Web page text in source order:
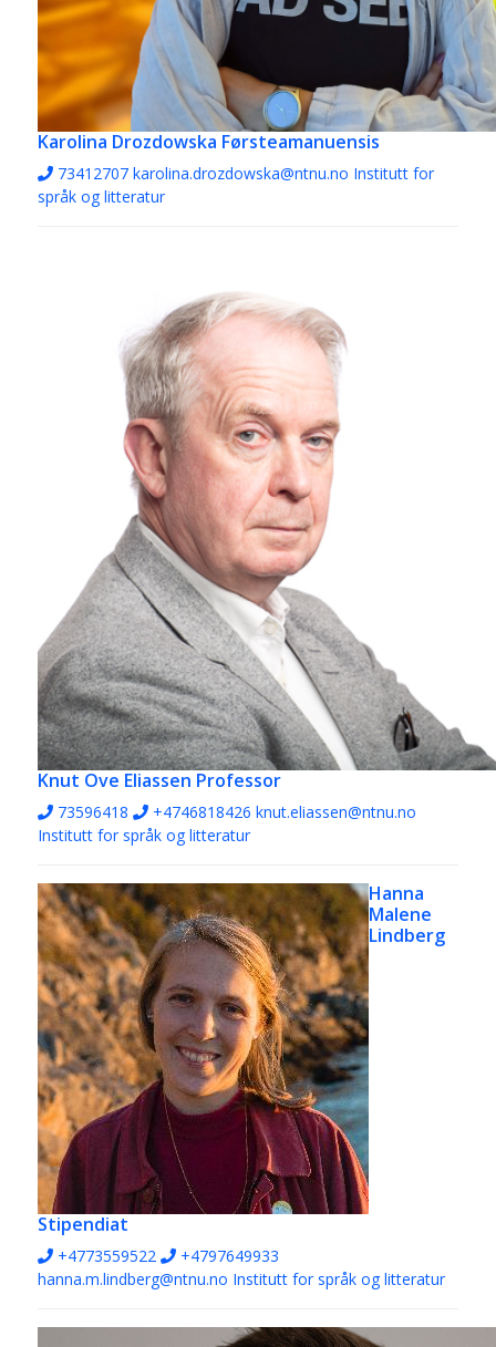
Karolina Drozdowska Førsteamanuensis
73412707 karolina.drozdowska@ntnu.no Institutt for
språk og litteratur
Knut Ove Eliassen Professor
73596418 +4746818426 knut.eliassen@ntnu.no
Institutt for språk og litteratur
Hanna
Malene
Lindberg
Stipendiat
+4773559522
+4797649933
hanna.m.lindberg@ntnu.no Institutt for språk og litteratur